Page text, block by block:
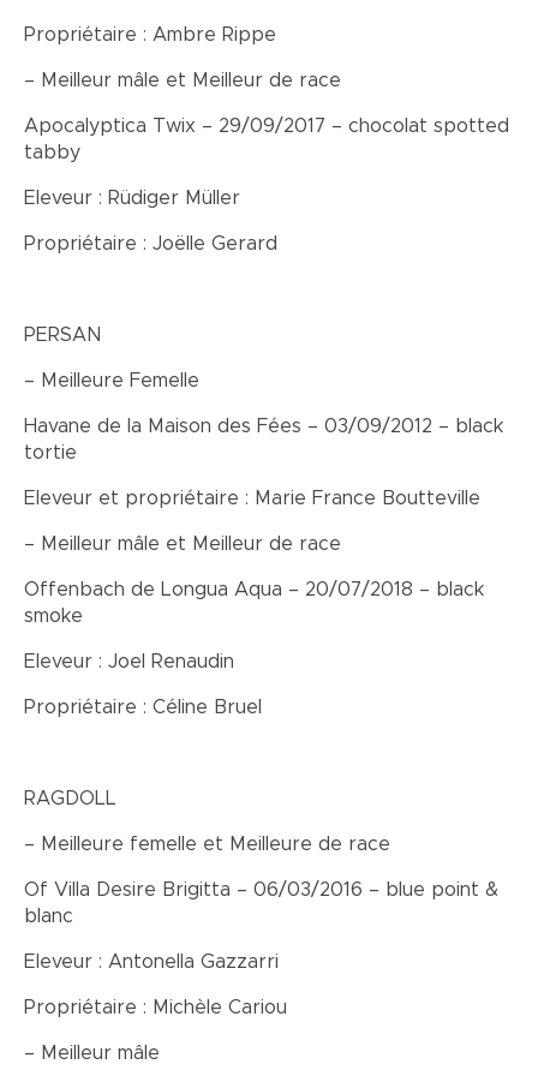
Propriétaire : Ambre Rippe
– Meilleur mâle et Meilleur de race
Apocalyptica Twix – 29/09/2017 – chocolat spotted
tabby
Eleveur : Rüdiger Müller
Propriétaire : Joëlle Gerard
PERSAN
– Meilleure Femelle
Havane de la Maison des Fées – 03/09/2012 – black
tortie
Eleveur et propriétaire : Marie France Boutteville
– Meilleur mâle et Meilleur de race
Offenbach de Longua Aqua – 20/07/2018 – black
smoke
Eleveur : Joel Renaudin
Propriétaire : Céline Bruel
RAGDOLL
– Meilleure femelle et Meilleure de race
Of Villa Desire Brigitta – 06/03/2016 – blue point &
blanc
Eleveur : Antonella Gazzarri
Propriétaire : Michèle Cariou
– Meilleur mâle